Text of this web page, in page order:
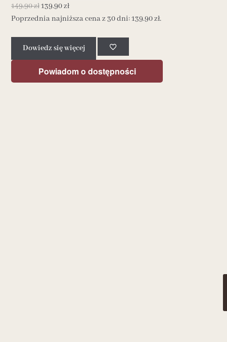
149.90zł139.90zł
Poprzednia najniższa cena z 30 dni:139.90zł.
Dowiedz się więcej
Powiadom o dostępności